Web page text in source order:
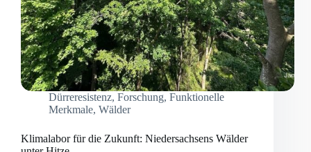
Dürreresistenz, Forschung, Funktionelle
Merkmale, Wälder
Klimalabor für die Zukunft: Niedersachsens Wälder